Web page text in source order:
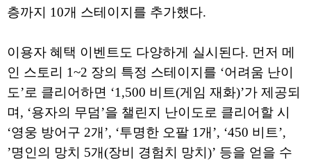
층까지 10개 스테이지를 추가했다.
이용자 혜택 이벤트도 다양하게 실시된다. 먼저 메
인 스토리 1~2 장의 특정 스테이지를 ‘어려움 난이
도’로 클리어하면 ‘1,500 비트(게임 재화)’가 제공되
며, ‘용자의 무덤’을 챌린지 난이도로 클리어할 시
‘영웅 방어구 2개’, ‘투명한 오팔 1개’, ‘450 비트’,
’명인의 망치 5개(장비 경험치 망치)’ 등을 얻을 수